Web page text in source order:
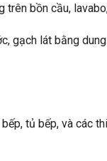
trên bồn cầu,
gạch lát bằng
tủ bếp, và các